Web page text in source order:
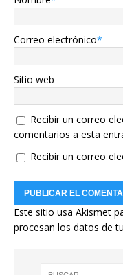
Correo electrónico*
Sitio web
Recibir un correo
comentarios a esta
Recibir un correo
Este sitio usa Akismet
procesan los datos de